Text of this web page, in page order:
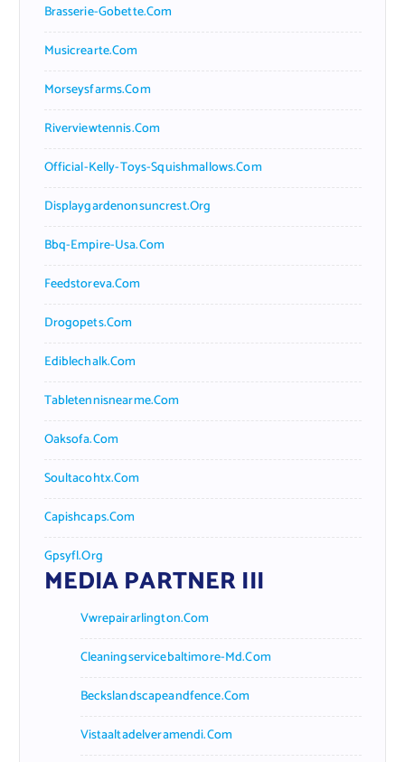
Brasserie-Gobette.com
Musicrearte.com
Morseysfarms.com
Riverviewtennis.com
Official-Kelly-Toys-Squishmallows.com
Displaygardenonsuncrest.org
Bbq-Empire-Usa.com
Feedstoreva.com
Drogopets.com
Ediblechalk.com
Tabletennisnearme.com
Oaksofa.com
Soultacohtx.com
Capishcaps.com
Gpsyfl.org
MEDIA PARTNER III
Vwrepairarlington.com
Cleaningservicebaltimore-Md.com
Beckslandscapeandfence.com
Vistaaltadelveramendi.com